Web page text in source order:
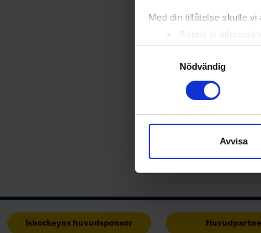
Med din tillåtelse skulle vi
Samla in
Identifiera din
Ta reda på mer om hur
eller dra tillbaka ditt
sociala medier och
till de sociala medier och
Nödvändig
Avvisa
Ishockeyns huvudsponsor